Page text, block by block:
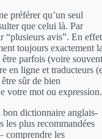
préférer qu’un seul
que celui là. Par
“plusieurs avis”. En
toujours exactement
parfois (voire
en ligne et traducteurs
sûr de bien
votre mot ou expression.
bon dictionnaire anglais-
les plus recommandées
comprendre les